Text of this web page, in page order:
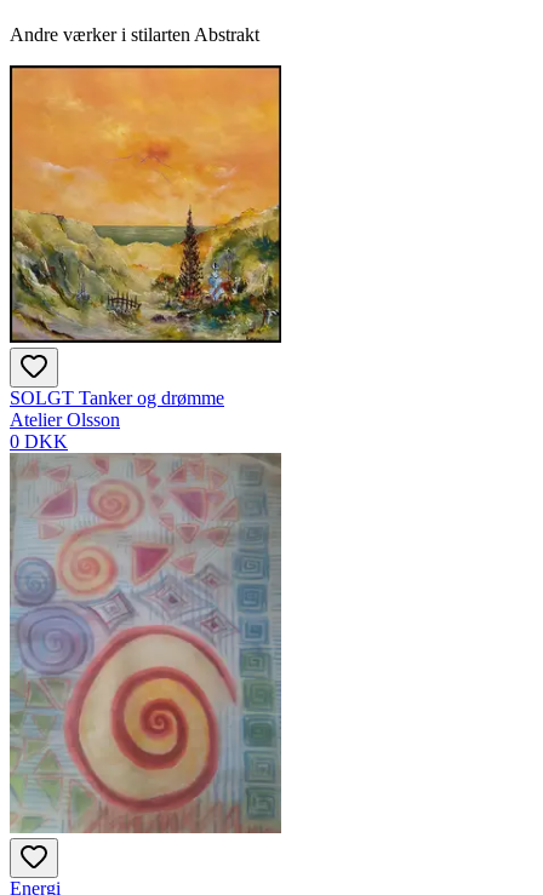
Andre værker i stilarten Abstrakt
SOLGT Tanker og drømme
Atelier Olsson
0 DKK
Energi